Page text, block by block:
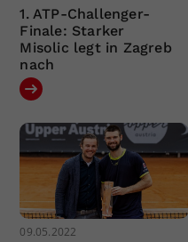
1. ATP-Challenger-
Finale: Starker
Misolic legt in Zagreb
nach
09.05.2022